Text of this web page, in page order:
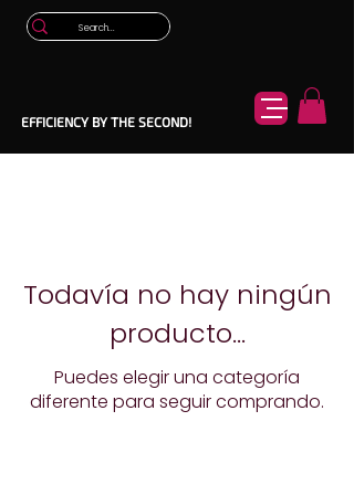
EFFICIENCY BY THE SECOND!
Todavía no hay ningún
producto...
Puedes elegir una categoría
diferente para seguir comprando.